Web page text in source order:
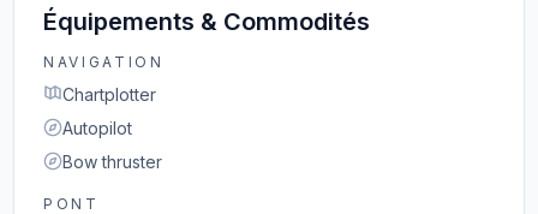
Équipements & Commodités
NAVIGATION
Chartplotter
Autopilot
Bow thruster
PONT